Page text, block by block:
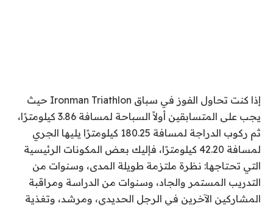
إذا كنت تحاول الفوز في سباق Ironman Triathlon حيث
يجب على المتسابقين أولاً السباحة لمسافة 3.86 كيلومترًا،
ثم ركوب الدراجة لمسافة 180.25 كيلومترًا يليها الجري
لمسافة 42.20 كيلومترًا، فإليك بعض المكونات الرئيسية
التي تحتاجها: نظرة ملتزمة طويلة المدى، وسنوات من
التدريب المستمر والجاد، وسنوات من الدراسة ومراقبة
المشاركين الآخرين في الرجل الحديدي، ومرشد، وتغذية